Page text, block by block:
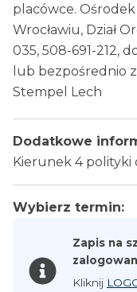
placówce.
Wrocławiu, Dział
035, 508-691-212,
lub bezpośrednio
Stempel Lech
Dodatkowe
Kierunek 4 polityki
Wybierz termin:
Zapis na
Kliknij